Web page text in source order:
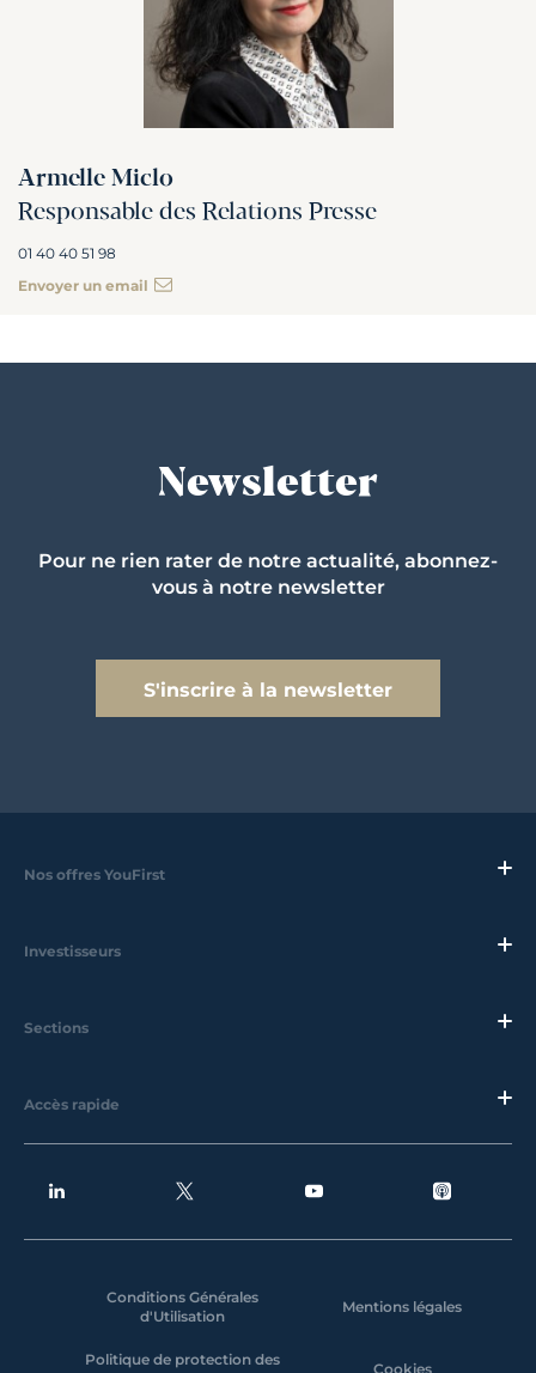
Armelle Miclo
Responsable des Relations Presse
01 40 40 51 98
Envoyer un email
Newsletter
Pour ne rien rater de notre actualité, abonnez-
vous à notre newsletter
S'inscrire à la newsletter
Nos offres YouFirst
Investisseurs
Sections
Accès rapide
Conditions Générales
d'Utilisation
Mentions légales
Politique de protection des
Cookies